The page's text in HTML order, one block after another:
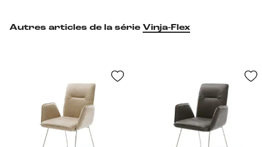
Autres articles de la série Vinja-Flex